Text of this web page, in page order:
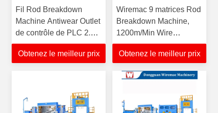
Fil Rod Breakdown
Machine Antiwear Outlet
de contrôle de PLC 2.6-
3.0mm
Obtenez le meilleur prix
Wiremac 9 matrices Rod
Breakdown Machine,
1200m/Min Wire
Drawing Machine
Obtenez le meilleur prix